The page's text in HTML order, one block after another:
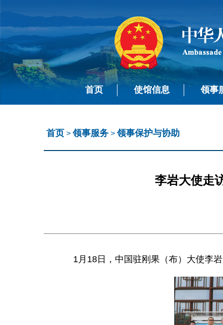
首页 使馆信息 领事
首页 >领事服务 >领事保护与协助
李岩大使走
1月18日，中国驻刚果（布）大使李